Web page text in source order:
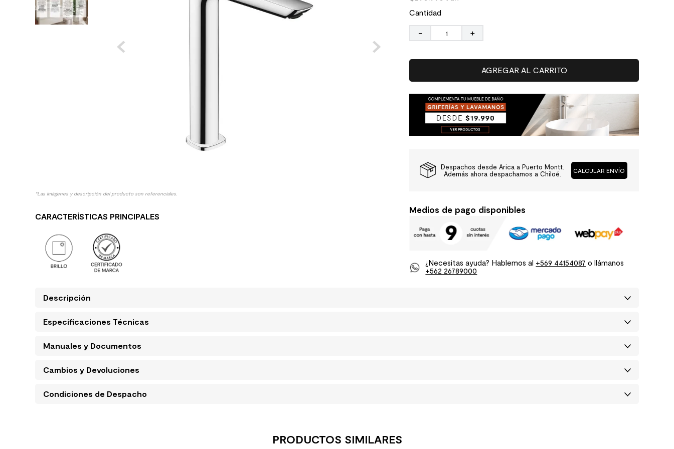
10. columna ducha
*Las imágenes y descripción del producto son referenciales.
CARACTERÍSTICAS PRINCIPALES
Cantidad
＋
－
AGREGAR AL CARRITO
Despachos desde Arica a Puerto Montt.
Además ahora despachamos a Chiloé.
CALCULAR ENVÍO
Medios de pago disponibles
¿Necesitas ayuda? Hablemos al +569 44154087 o llámanos
+562 26789000
Descripción
Especificaciones Técnicas
Manuales y Documentos
Cambios y Devoluciones
Condiciones de Despacho
PRODUCTOS SIMILARES